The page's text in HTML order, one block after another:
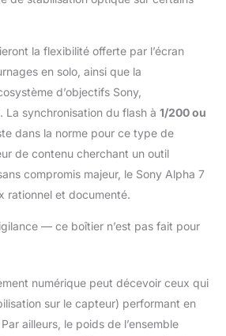
Pour les réunions en
l'appareil photo peut
être converti en une
webcam 4K de haute
qualité. Connexion à
l'application Sony
Creators depuis l'App
Bluetooth et le WiFi sur
les appareils via
pouvez ensuite
transférer directement
la flexibilité offerte par l’écran
en solo, ainsi que la
d’objectifs Sony,
La synchronisation du flash à 1/200 ou
dans la norme pour ce type de
de contenu cherchant un outil
compromis majeur, le Sony Alpha 7
rationnel et documenté.
— ce boîtier n’est pas fait pour
numérique peut décevoir ceux qui
sur le capteur) performant en
ailleurs, le poids de l’ensemble